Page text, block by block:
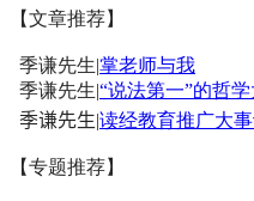
【文章推荐】
季谦先生|掌老师与我
季谦先生|“说法第一”的哲
季谦先生|读经教育推广大事
【专题推荐】